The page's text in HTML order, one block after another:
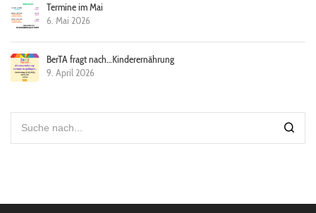
Termine im Mai
6. Mai 2026
BerTA fragt nach…Kinderernährung
9. April 2026